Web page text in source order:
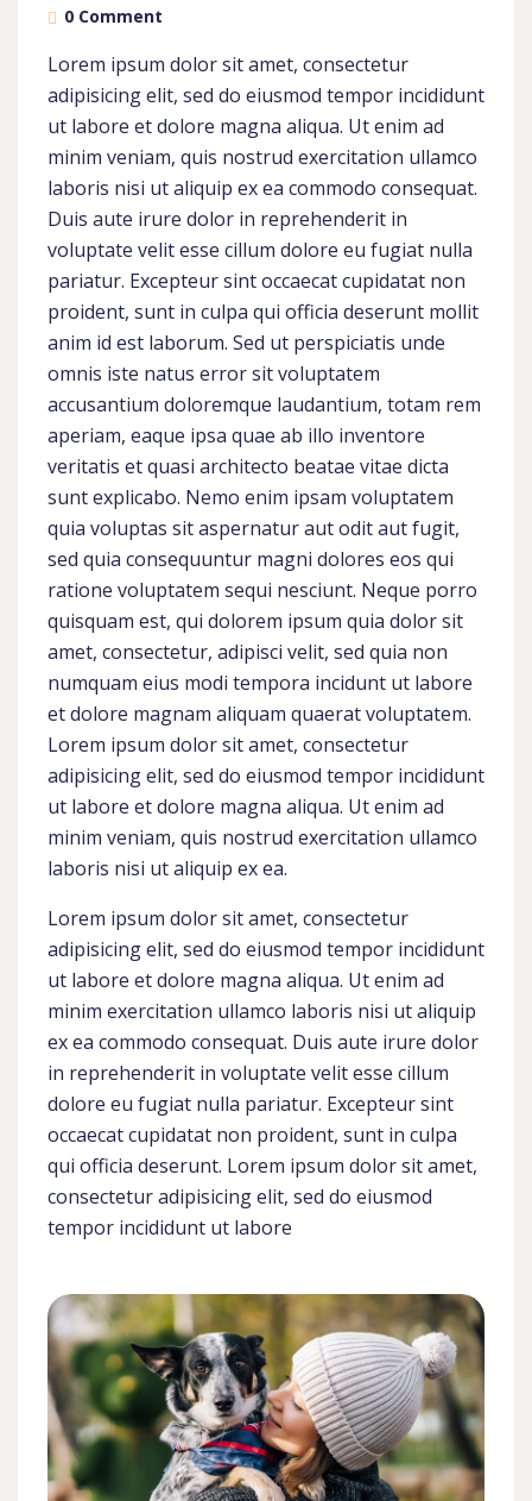
0 Comment
Lorem ipsum dolor sit amet, consectetur
adipisicing elit, sed do eiusmod tempor incididunt
ut labore et dolore magna aliqua. Ut enim ad
minim veniam, quis nostrud exercitation ullamco
laboris nisi ut aliquip ex ea commodo consequat.
Duis aute irure dolor in reprehenderit in
voluptate velit esse cillum dolore eu fugiat nulla
pariatur. Excepteur sint occaecat cupidatat non
proident, sunt in culpa qui officia deserunt mollit
anim id est laborum. Sed ut perspiciatis unde
omnis iste natus error sit voluptatem
accusantium doloremque laudantium, totam rem
aperiam, eaque ipsa quae ab illo inventore
veritatis et quasi architecto beatae vitae dicta
sunt explicabo. Nemo enim ipsam voluptatem
quia voluptas sit aspernatur aut odit aut fugit,
sed quia consequuntur magni dolores eos qui
ratione voluptatem sequi nesciunt. Neque porro
quisquam est, qui dolorem ipsum quia dolor sit
amet, consectetur, adipisci velit, sed quia non
numquam eius modi tempora incidunt ut labore
et dolore magnam aliquam quaerat voluptatem.
Lorem ipsum dolor sit amet, consectetur
adipisicing elit, sed do eiusmod tempor incididunt
ut labore et dolore magna aliqua. Ut enim ad
minim veniam, quis nostrud exercitation ullamco
laboris nisi ut aliquip ex ea.
Lorem ipsum dolor sit amet, consectetur
adipisicing elit, sed do eiusmod tempor incididunt
ut labore et dolore magna aliqua. Ut enim ad
minim exercitation ullamco laboris nisi ut aliquip
ex ea commodo consequat. Duis aute irure dolor
in reprehenderit in voluptate velit esse cillum
dolore eu fugiat nulla pariatur. Excepteur sint
occaecat cupidatat non proident, sunt in culpa
qui officia deserunt. Lorem ipsum dolor sit amet,
consectetur adipisicing elit, sed do eiusmod
tempor incididunt ut labore